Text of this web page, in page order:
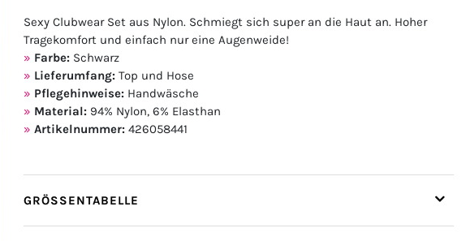
Sexy Clubwear Set aus Nylon. Schmiegt sich super an die Haut an. Hoher
Tragekomfort und einfach nur eine Augenweide!
Farbe: Schwarz
Lieferumfang: Top und Hose
Pflegehinweise: Handwäsche
Material: 94% Nylon, 6% Elasthan
Artikelnummer: 426058441
GRÖSSENTABELLE